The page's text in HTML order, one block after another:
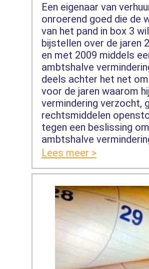
Een eigenaar van
onroerend goed die de
van het pand in box 3
bijstellen over de jaren
en met 2009 middels
ambtshalve
deels achter het net
voor de jaren waarom
vermindering verzocht,
rechtsmiddelen
tegen een beslissing om
ambtshalve
Lees meer >